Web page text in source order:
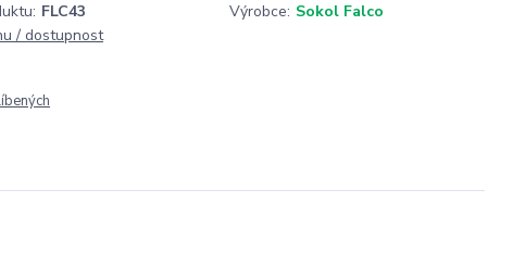
FLC43 Výrobce: Sokol Falco
/ dostupnost